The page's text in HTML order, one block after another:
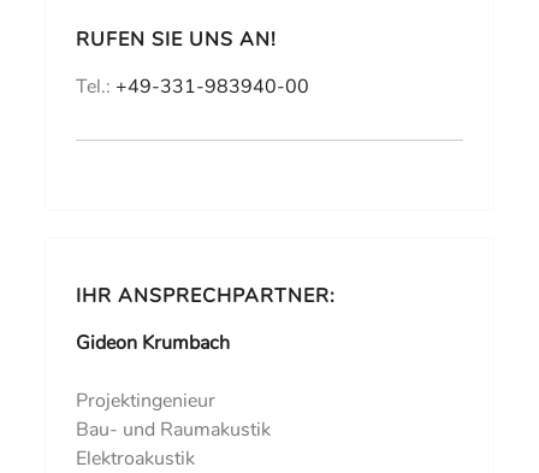
RUFEN SIE UNS AN!
Tel.: +49-331-983940-00
IHR ANSPRECHPARTNER:
Gideon Krumbach
Projektingenieur
Bau- und Raumakustik
Elektroakustik